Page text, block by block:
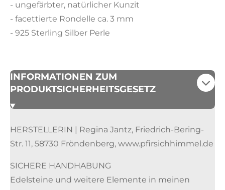
- ungefärbter, natürlicher Kunzit
- facettierte Rondelle ca. 3 mm
- 925 Sterling Silber Perle
INFORMATIONEN ZUM
PRODUKTSICHERHEITSGESETZ
HERSTELLERIN | Regina Jantz, Friedrich-Bering-
Str. 11, 58730 Fröndenberg, www.pfirsichhimmel.de
SICHERE HANDHABUNG
Edelsteine und weitere Elemente in meinen